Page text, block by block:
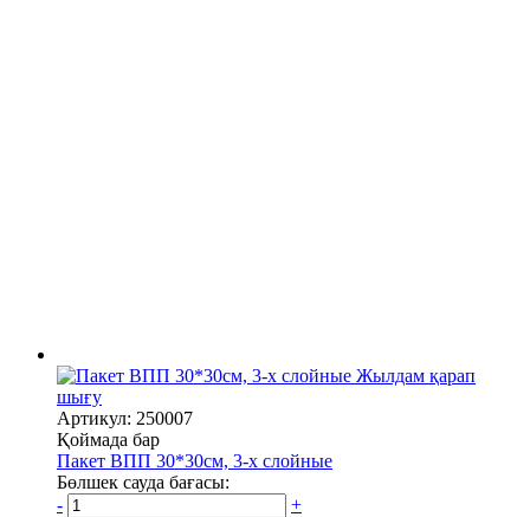
Жылдам қарап
шығу
Артикул: 250007
Қоймада бар
Пакет ВПП 30*30см, 3-х слойные
Бөлшек сауда бағасы:
-
+